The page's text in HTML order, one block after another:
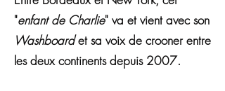
"enfant de Charlie" va et vient avec son
Washboardet sa voix de crooner entre
les deux continents depuis 2007.